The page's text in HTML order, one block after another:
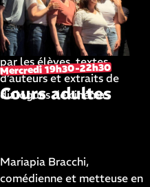
familles découvriront leur
spectacle mêlant
improvisations imaginées
par les élèves, textes
d’auteurs et extraits de
dialogues de cinéma.
Mercredi 19h30-22h30
Cours adultes
Mariapia Bracchi,
comédienne et metteuse en